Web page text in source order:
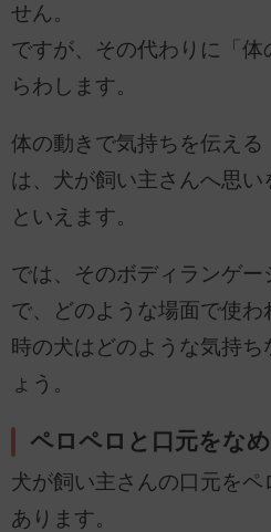
せん。
ですが、その代わりに「
らわします。
体の動きで気持ちを伝える
は、犬が飼い主さんへ思い
といえます。
では、そのボディランゲー
で、どのような場面で使
時の犬はどのような気持ち
ょう。
ペロペロと口元をな
犬が飼い主さんの口元を
あります。